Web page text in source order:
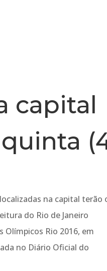
capital
na capital terão
do Rio de Janeiro
Olímpicos Rio 2016, em
no Diário Oficial do